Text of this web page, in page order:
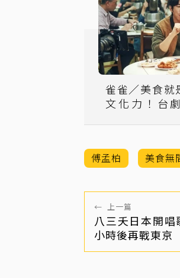
雀雀／美食就
文化力！台
傅孟柏 美食無
← 上一篇
八三夭日本開
小時後再戰東京